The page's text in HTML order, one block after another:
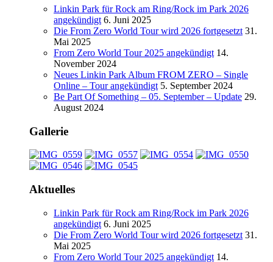
Linkin Park für Rock am Ring/Rock im Park 2026
angekündigt 6. Juni 2025
Die From Zero World Tour wird 2026 fortgesetzt 31.
Mai 2025
From Zero World Tour 2025 angekündigt 14.
November 2024
Neues Linkin Park Album FROM ZERO – Single
Online – Tour angekündigt 5. September 2024
Be Part Of Something – 05. September – Update 29.
August 2024
Gallerie
Aktuelles
Linkin Park für Rock am Ring/Rock im Park 2026
angekündigt 6. Juni 2025
Die From Zero World Tour wird 2026 fortgesetzt 31.
Mai 2025
From Zero World Tour 2025 angekündigt 14.